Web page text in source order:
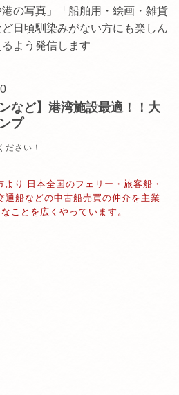
港の写真」「船舶用・絵画・雑貨
日頃馴染みがない方にも楽しん
よう発信します
など】港湾施設最適！！大
プ
ださい！
り 日本全国のフェリー・旅客船・
通船などの中古船売買の仲介を主業
ことを広くやっています。